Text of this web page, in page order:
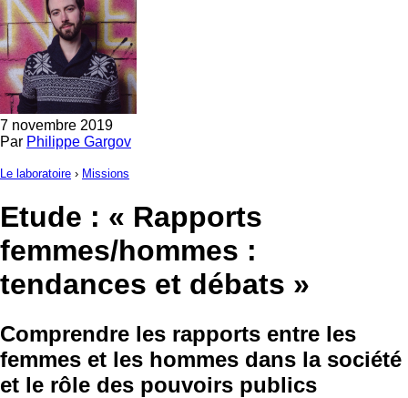
7 novembre 2019
Par Philippe Gargov
Le laboratoire › Missions
Etude : « Rapports
femmes/hommes :
tendances et débats »
Comprendre les rapports entre les
femmes et les hommes dans la société
et le rôle des pouvoirs publics